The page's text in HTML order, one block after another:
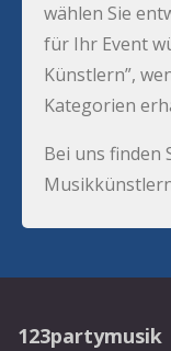
wählen Sie
für Ihr Event
Künstlern”,
Kategorien
Bei uns finden
123partymusik